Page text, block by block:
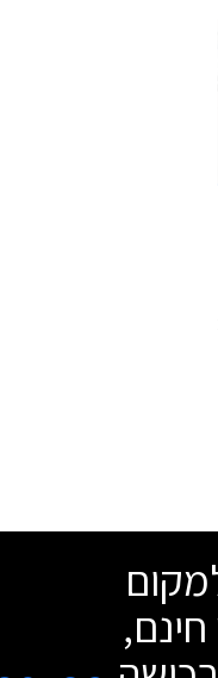
חינם,